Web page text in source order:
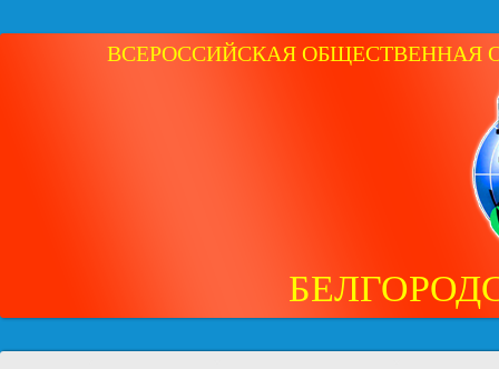
ВСЕРОССИЙСКАЯ ОБЩЕСТВЕННАЯ